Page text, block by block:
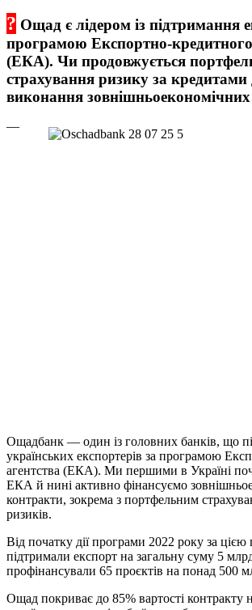
? Ощад є лідером із підтримання
програмою Експортно-кредитного
(ЕКА). Чи продовжується
страхування ризику за кредитами
виконання зовнішньоекономічних
—
Ощадбанк — один із головних банків, що
українських експортерів за програмою
агентства (ЕКА). Ми першими в Україні
ЕКА й нині активно фінансуємо
контракти, зокрема з портфельним
ризиків.
Від початку дії програми 2022 року за
підтримали експорт на загальну суму 5
профінансували 65 проєктів на понад 500
Ощад покриває до 85% вартості контракту